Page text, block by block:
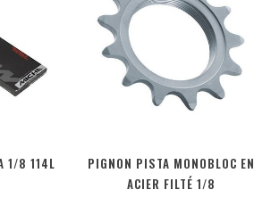
1/8 114L
PIGNON PISTA MONOBLOC EN
ACIER FILTÉ 1/8